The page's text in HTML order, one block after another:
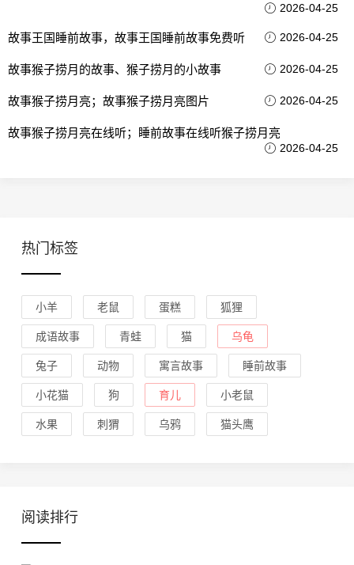
2026-04-25
故事王国睡前故事，故事王国睡前故事免费听 2026-04-25
故事猴子捞月的故事、猴子捞月的小故事 2026-04-25
故事猴子捞月亮；故事猴子捞月亮图片 2026-04-25
故事猴子捞月亮在线听；睡前故事在线听猴子捞月亮
2026-04-25
热门标签
小羊 老鼠 蛋糕 狐狸
成语故事 青蛙 猫 乌龟
兔子 动物 寓言故事 睡前故事
小花猫 狗 育儿 小老鼠
水果 刺猬 乌鸦 猫头鹰
阅读排行